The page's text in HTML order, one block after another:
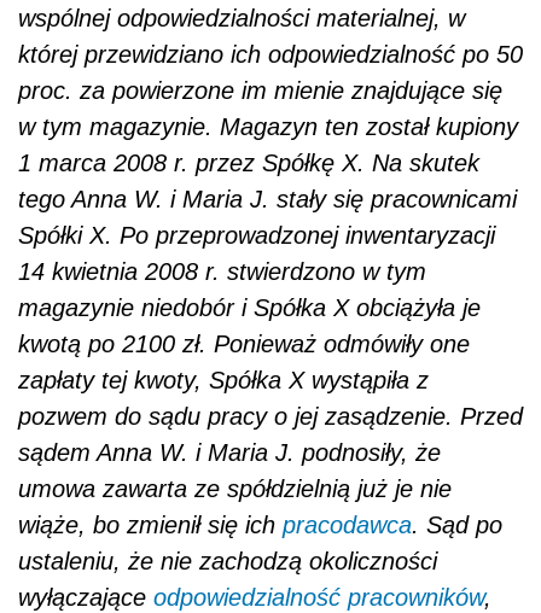
wspólnej odpowiedzialności materialnej, w
której przewidziano ich odpowiedzialność po 50
proc. za powierzone im mienie znajdujące się
w tym magazynie. Magazyn ten został kupiony
1 marca 2008 r. przez Spółkę X. Na skutek
tego Anna W. i Maria J. stały się pracownicami
Spółki X. Po przeprowadzonej inwentaryzacji
14 kwietnia 2008 r. stwierdzono w tym
magazynie niedobór i Spółka X obciążyła je
kwotą po 2100 zł. Ponieważ odmówiły one
zapłaty tej kwoty, Spółka X wystąpiła z
pozwem do sądu pracy o jej zasądzenie. Przed
sądem Anna W. i Maria J. podnosiły, że
umowa zawarta ze spółdzielnią już je nie
wiąże, bo zmienił się ich pracodawca. Sąd po
ustaleniu, że nie zachodzą okoliczności
wyłączające odpowiedzialność pracowników,